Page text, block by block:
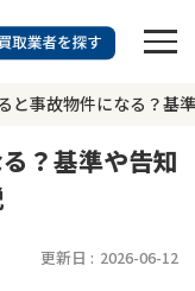
を選択
と事故物件になる？基
？基準や告知
更新日 : 2026-06-12